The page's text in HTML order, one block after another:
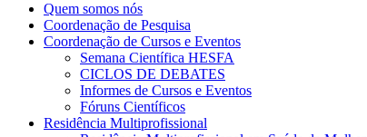
Quem somos nós
Coordenação de Pesquisa
Coordenação de Cursos e Eventos
Semana Científica HESFA
CICLOS DE DEBATES
Informes de Cursos e Eventos
Fóruns Científicos
Residência Multiprofissional